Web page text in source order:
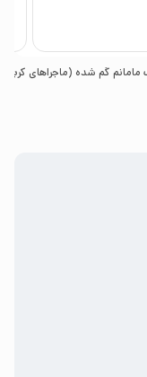
مامانم گم شده (ماجراهای